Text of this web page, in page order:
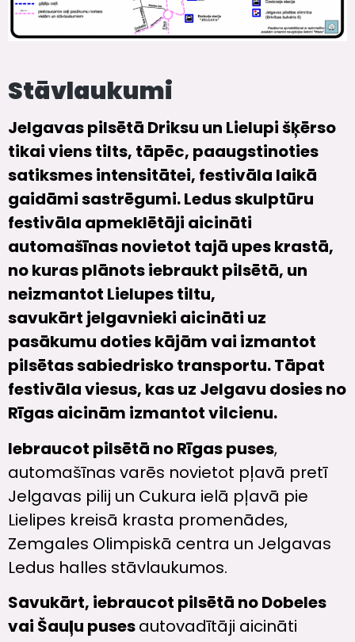
Stāvlaukumi
Jelgavas pilsētā Driksu un Lielupi šķērso
tikai viens tilts, tāpēc, paaugstinoties
satiksmes intensitātei, festivāla laikā
gaidāmi sastrēgumi. Ledus skulptūru
festivāla apmeklētāji aicināti
automašīnas novietot tajā upes krastā,
no kuras plānots iebraukt pilsētā, un
neizmantot Lielupes tiltu,
savukārt jelgavnieki aicināti uz
pasākumu doties kājām vai izmantot
pilsētas sabiedrisko transportu. Tāpat
festivāla viesus, kas uz Jelgavu dosies no
Rīgas aicinām izmantot vilcienu.
Iebraucot pilsētā no Rīgas puses,
automašīnas varēs novietot pļavā pretī
Jelgavas pilij un Cukura ielā pļavā pie
Lielipes kreisā krasta promenādes,
Zemgales Olimpiskā centra un Jelgavas
Ledus halles stāvlaukumos.
Savukārt, iebraucot pilsētā no Dobeles
vai Šauļu pusesautovadītāji aicināti